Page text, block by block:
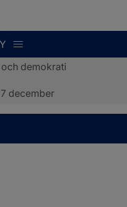
demokrati
december